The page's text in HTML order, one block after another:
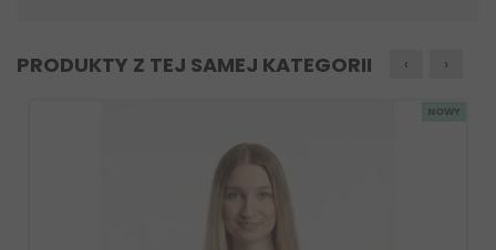
PRODUKTY Z TEJ SAMEJ KATEGORII ‹ ›